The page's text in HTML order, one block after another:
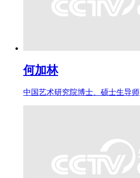
何加林
中国艺术研究院博士、硕士生导师